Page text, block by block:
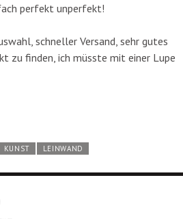
perfekt unperfekt!
schneller Versand, sehr gutes
zu finden, ich müsste mit einer Lupe
KUNST LEINWAND